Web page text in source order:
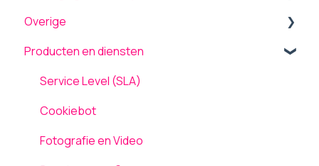
Menu
Theme settings
Plugins
Formulieren
Pagina's
Beveiliging
Onderhoud en updates
TLS ondersteuning
AVG / GDPR
Overige
Back-up terugplaatsen / herstellen
Tickets
Computergebruik
Netwerk en Storingen
Producten en diensten
Service Level (SLA)
Cookiebot
Fotografie en Video